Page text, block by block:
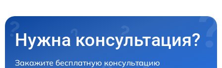
Нужна консультация?
Закажите бесплатную консультацию